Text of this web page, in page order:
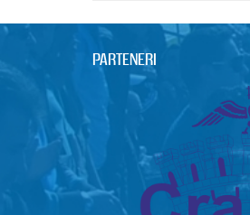
PARTENERI